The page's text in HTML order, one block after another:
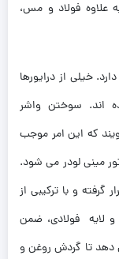
فولاد و مس،
خیلی از درایورها
اند. سوختن واشر
که این امر موجب
مینی لودر می شود.
گرفته و با ترکیبی از
لایه فولادی، ضمن
دهد تا گردش روغن و